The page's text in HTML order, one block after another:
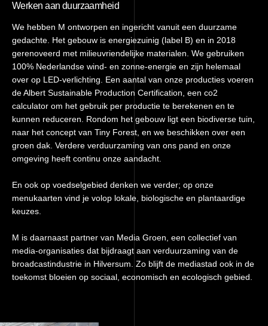
Werken aan duurzaamheid
We hebben M ontworpen en ingericht vanuit een duurzame
gedachte. Het gebouw is energiezuinig (label B) en in 2018
gerenoveerd met milieuvriendelijke materialen. We gebruiken
100% Nederlandse wind- en zonne-energie en zijn helemaal
over op LED-verlichting. Een aantal van onze producties voeren
de Albert Sustainable Production Certification, een co2
calculator om het gebruik per productie te berekenen en te
kunnen reduceren. Rondom het gebouw ligt een biodiverse tuin,
naar het concept van Tiny Forest, en we beschikken over een
groen dak. Verdere verduurzaming van ons pand en onze
omgeving heeft continu onze aandacht.
En ook op voedselgebied denken we verder; op onze
menukaarten vind je volop lokale, biologische en plantaardige
keuzes.
M is daarnaast partner van Media Groen, een collectief van
media-organisaties dat bijdraagt aan verduurzaming van de
broadcastindustrie in Hilversum. Zo blijft de mediastad ook in de
toekomst bloeien op sociaal, economisch en ecologisch gebied.